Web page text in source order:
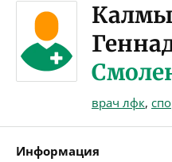
врач лфк,
Информация